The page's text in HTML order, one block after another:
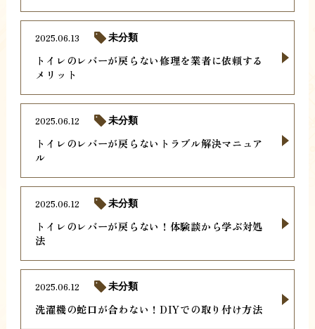
トイレのレバーが戻らない修理を業者に依頼する
メリット
2025.06.13 未分類
トイレのレバーが戻らないトラブル解決マニュア
ル
2025.06.12 未分類
トイレのレバーが戻らない！体験談から学ぶ対処
法
2025.06.12 未分類
洗濯機の蛇口が合わない！DIYでの取り付け方法
2025.06.12 未分類